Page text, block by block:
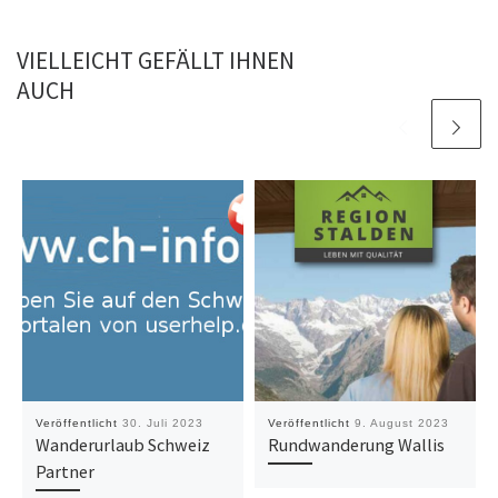
VIELLEICHT GEFÄLLT IHNEN
AUCH
Veröffentlicht 30. Juli 2023
Wanderurlaub Schweiz
Partner
Veröffentlicht 9. August 2023
Rundwanderung Wallis